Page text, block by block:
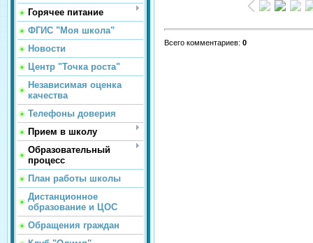
Горячее питание
ФГИС "Моя школа"
Новости
Центр "Точка роста"
Независимая оценка
качества
Телефоны доверия
Прием в школу
Образовательный
процесс
План работы школы
Дистанционное
образование и ЦОС
Обращения граждан
Всего комментариев: 0